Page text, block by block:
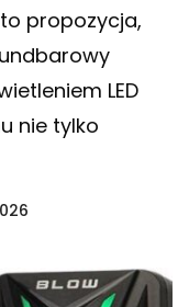
to propozycja,
LED
nie tylko